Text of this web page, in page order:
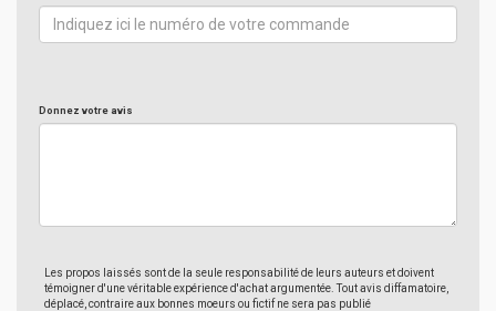
Donnez votre avis
Les propos laissés sont de la seule responsabilité de leurs auteurs et doivent
témoigner d'une véritable expérience d'achat argumentée. Tout avis diffamatoire,
déplacé, contraire aux bonnes moeurs ou fictif ne sera pas publié